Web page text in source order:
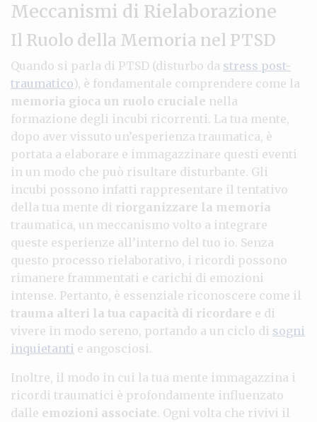
Meccanismi di Rielaborazione
Il Ruolo della Memoria nel PTSD
Quando si parla di PTSD (disturbo da stress post-
traumatico), è fondamentale comprendere come la
memoria gioca un ruolo cruciale nella
formazione degli incubi ricorrenti. La tua mente,
dopo aver vissuto un’esperienza traumatica, è
portata a elaborare e immagazzinare questi eventi
in un modo che può risultare disturbante. Gli
incubi possono infatti rappresentare il tentativo
della tua mente di riorganizzare la memoria
traumatica, un meccanismo volto a integrare
queste esperienze all’interno del tuo io. Senza
questo processo rielaborativo, i ricordi possono
rimanere frammentati e carichi di emozioni
intense. Pertanto, è essenziale riconoscere come il
trauma alteri la tua capacità di ricordare e di
vivere in modo sereno, portando a un ciclo di sogni
inquietanti e angosciosi.
Inoltre, il modo in cui la tua mente immagazzina i
ricordi traumatici è profondamente influenzato
dalle emozioni associate. Ogni volta che rivivi il